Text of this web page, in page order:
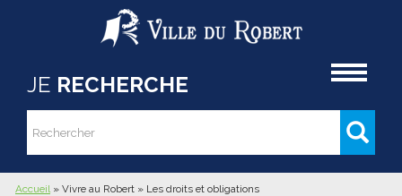
Aller au contenu principal
JE RECHERCHE
Formulaire de recherche
Rechercher
Accueil » Vivre au Robert » Les droits et obligations